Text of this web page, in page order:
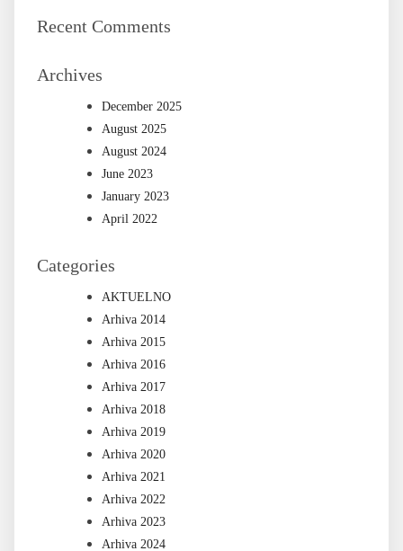
Recent Comments
Archives
December 2025
August 2025
August 2024
June 2023
January 2023
April 2022
Categories
AKTUELNO
Arhiva 2014
Arhiva 2015
Arhiva 2016
Arhiva 2017
Arhiva 2018
Arhiva 2019
Arhiva 2020
Arhiva 2021
Arhiva 2022
Arhiva 2023
Arhiva 2024